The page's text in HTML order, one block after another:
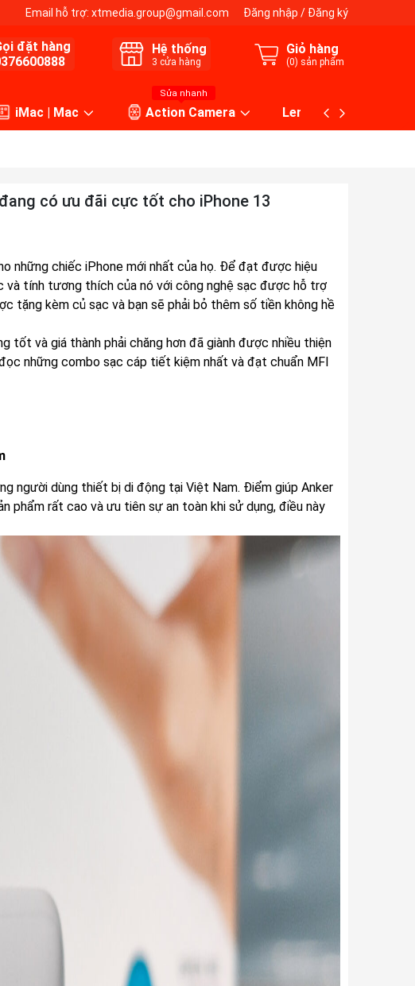
Email hỗ trợ: xtmedia.group@gmail.com Đăng nhập / Đăng ký
đặt hàng
Hệ thống
3 cửa hàng
Giỏ hàng
(0) sản phẩm
iMac | Mac
Sửa nhanh
Action Camera Lens máy ảnh
có ưu đãi cực tốt cho iPhone 13
những chiếc iPhone mới nhất của họ. Để đạt được hiệu
tính tương thích của nó với công nghệ sạc được hỗ trợ
tặng kèm củ sạc và bạn sẽ phải bỏ thêm số tiền không hề
tốt và giá thành phải chăng hơn đã giành được nhiều thiện
những combo sạc cáp tiết kiệm nhất và đạt chuẩn MFI
người dùng thiết bị di động tại Việt Nam. Điểm giúp Anker
phẩm rất cao và ưu tiên sự an toàn khi sử dụng, điều này